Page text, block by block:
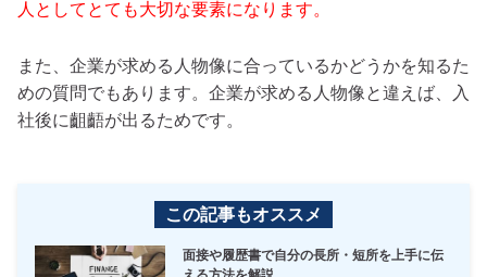
人としてとても大切な要素になります。
また、企業が求める人物像に合っているかどうかを知るた
めの質問でもあります。企業が求める人物像と違えば、入
社後に齟齬が出るためです。
この記事もオススメ
面接や履歴書で自分の長所・短所を上手に伝